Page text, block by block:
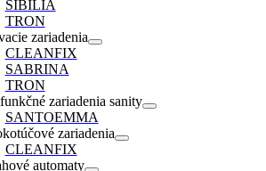
SIBILIA
TRON
zariadenia
CLEANFIX
SABRINA
TRON
zariadenia sanity
SANTOEMMA
zariadenia
CLEANFIX
automaty